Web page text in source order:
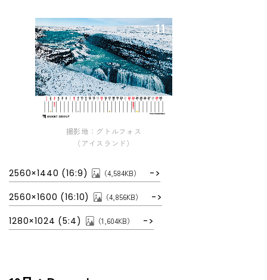
撮影地：グトルフォス
（アイスランド）
2560×1440 (16:9) （4,584KB）
2560×1600 (16:10) （4,856KB）
1280×1024 (5:4) （1,604KB）